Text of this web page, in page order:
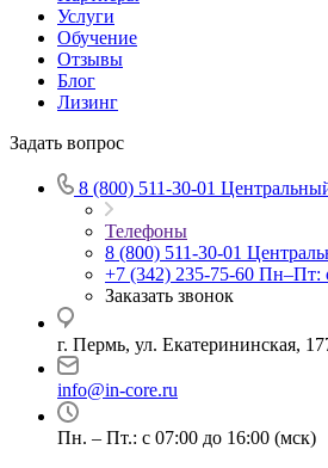
Услуги
Обучение
Отзывы
Блог
Лизинг
Задать вопрос
8 (800) 511-30-01
Телефоны
8 (800) 511-30-01
+7 (342) 235-75-60 Пн–Пт:
Заказать звонок
г. Пермь, ул. ​Екатерининская,
info@in-core.ru
Пн. – Пт.: с 07:00 до 16:00 (мск)